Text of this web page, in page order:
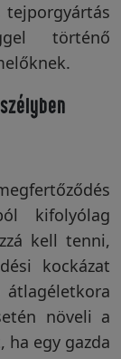
történő
kifolyólag
kell tenni,
kockázat
átlagéletkora
növeli a
egy gazda